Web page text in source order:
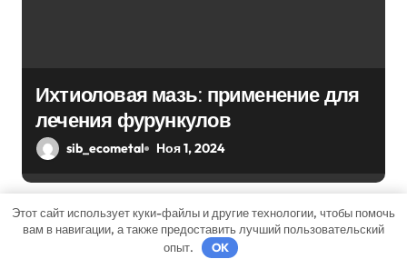
и
я
м
Ихтиоловая мазь: применение для
лечения фурункулов
sib_ecometal Ноя 1, 2024
Этот сайт использует куки-файлы и другие технологии, чтобы помочь
вам в навигации, а также предоставить лучший пользовательский
опыт.
OK